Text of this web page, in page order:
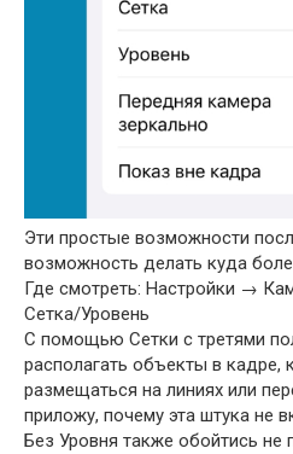
Эти простые возможности
возможность делать куда
Где смотреть: Настройки →
Сетка/Уровень
С помощью Сетки с третями
располагать объекты в
размещаться на линиях или
приложу, почему эта штука не
Без Уровня также обойтись не